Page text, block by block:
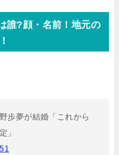
誰?顔・名前！地元の
歩夢が結婚「これから
」